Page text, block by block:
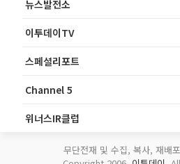
뉴스발전소
이투데이TV
스페셜리포트
Channel 5
위너스IR클럽
무단전재 및 수집, 복사, 재배